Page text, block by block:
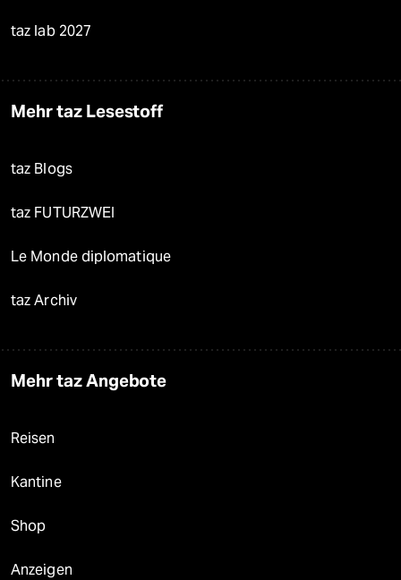
taz lab 2027
Mehr taz Lesestoff
taz Blogs
taz FUTURZWEI
Le Monde diplomatique
taz Archiv
Mehr taz Angebote
Reisen
Kantine
Shop
Anzeigen